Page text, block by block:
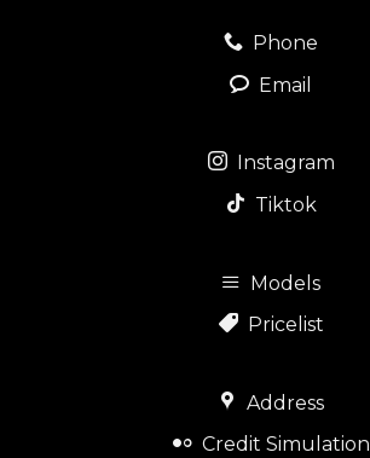
Phone
Email
Instagram
Tiktok
Models
Pricelist
Address
Credit Simulation